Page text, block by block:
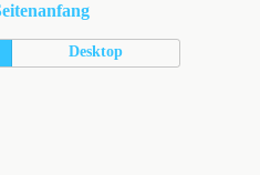
Desktop